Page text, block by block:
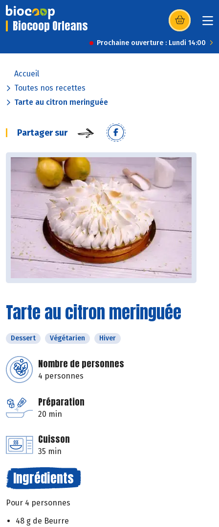
Biocoop Orleans (s’ouvre dans
Prochaine ouverture : Lundi 14:00
Accueil
Toutes nos recettes
Tarte au citron meringuée
Partager sur
Tarte au citron meringuée
Dessert Végétarien Hiver
Nombre de personnes
4 personnes
Préparation
20 min
Cuisson
35 min
Ingrédients
Pour 4 personnes
48 g de Beurre